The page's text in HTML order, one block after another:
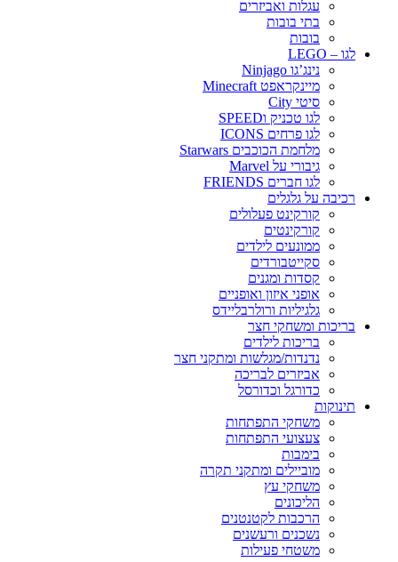
עגלות ואביזרים
בתי בובות
בובות
לגו – LEGO
נינג’גו Ninjago
מיינקראפט Minecraft
סיטי City
לגו טכניק וSPEED
לגו פרחים ICONS
מלחמת הכוכבים Starwars
גיבורי על Marvel
לגו חברים FRIENDS
רכיבה על גלגלים
קורקינט פעלולים
קורקינטים
ממונעים לילדים
סקייטבורדים
קסדות ומגנים
אופני איזון ואופניים
גלגיליות ורולרבליידס
בריכות ומשחקי חצר
בריכות לילדים
נדנדות/מגלשות ומתקני חצר
אביזרים לבריכה
כדורגל וכדורסל
תינוקות
משחקי התפתחות
צעצועי התפתחות
בימבות
מוביילים ומתקני תקרה
משחקי עץ
הליכונים
הרכבות לקטנטנים
נשכנים ורעשנים
משטחי פעילות